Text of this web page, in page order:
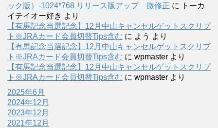
ック版）-1024*768 リリース版アップ 微修正 に
トーカ
イテイオー好き より
【有馬記念当選記念】12月中山キャンセルゲットスクリプ
ト※JRAカード会員切替Tips含む に よう より
【有馬記念当選記念】12月中山キャンセルゲットスクリプ
ト※JRAカード会員切替Tips含む に wpmaster より
【有馬記念当選記念】12月中山キャンセルゲットスクリプ
ト※JRAカード会員切替Tips含む に wpmaster より
2025年6月
2024年12月
2023年12月
2021年12月